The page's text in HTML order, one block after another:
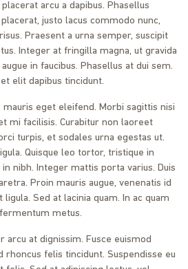
arcu a dapibus. Phasellus
justo lacus commodo nunc,
Praesent a urna semper, suscipit
Integer at fringilla magna, ut gravida
in faucibus. Phasellus at dui sem.
elit dapibus tincidunt.
mauris eget eleifend. Morbi sagittis nisi
mi facilisis. Curabitur non laoreet
turpis, et sodales urna egestas ut.
Quisque leo tortor, tristique in
nibh. Integer mattis porta varius. Duis
Proin mauris augue, venenatis id
Sed at lacinia quam. In ac quam
metus.
arcu at dignissim. Fusce euismod
rhoncus felis tincidunt. Suspendisse eu